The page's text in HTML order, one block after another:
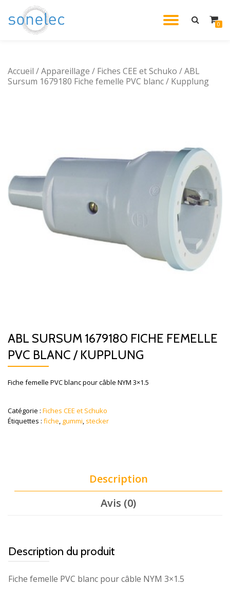
Aller
0
Accueil /Appareillage / Fiches CEE et Schuko / ABL
Sursum 1679180 Fiche femelle PVC blanc / Kupplung
ABL SURSUM 1679180 FICHE FEMELLE
PVC BLANC / KUPPLUNG
Fiche femelle PVC blanc pour câble NYM 3×1.5
Catégorie : Fiches CEE et Schuko
Étiquettes : fiche, gummi, stecker
Description
Avis (0)
Description du produit
Fiche femelle PVC blanc pour câble NYM 3×1.5